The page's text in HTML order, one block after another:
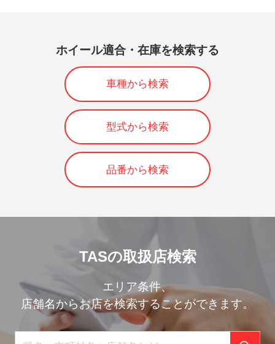
ホイール適合・在庫を検索する
車種から検索
型式から検索
品番から検索
TASの取扱店検索
エリア条件、
店舗名からお店を検索することができます。